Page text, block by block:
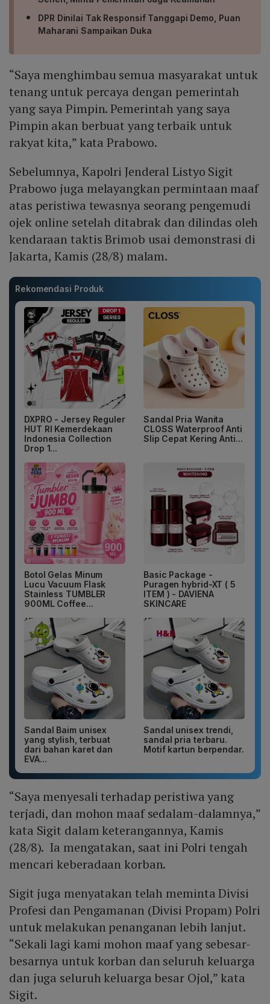
DPR Dinilai Tak Responsif Tanggapi Demo, Puan
Maharani Sampaikan Duka
“Saya menghimbau semua masyarakat untuk
tenang untuk percaya dengan pemerintah
yang saya Pimpin. Pemerintah yang saya
Pimpin akan berbuat yang terbaik untuk
rakyat kita,” kata Prabowo.
Sebelumnya, Kapolri Jenderal Listyo Sigit
Prabowo juga melayangkan permintaan maaf
atas peristiwa tewasnya seorang pengemudi
ojek online setelah ditabrak dan dilindas oleh
kendaraan taktis Brimob usai demonstrasi di
Jakarta, Kamis (28/8) malam.
Rekomendasi Produk
DXPRO - Jersey Reguler
HUT RI Kemerdekaan
Indonesia Collection
Drop 1...
Sandal Pria Wanita
CLOSS Waterproof Anti
Slip Cepat Kering Anti...
Botol Gelas Minum
Lucu Vacuum Flask
Stainless TUMBLER
900ML Coffee...
Basic Package -
Puragen hybrid-XT ( 5
ITEM ) - DAVIENA
SKINCARE
Sandal Baim unisex
yang stylish, terbuat
dari bahan karet dan
EVA...
Sandal unisex trendi,
sandal pria terbaru.
Motif kartun berpendar.
“Saya menyesali terhadap peristiwa yang
terjadi, dan mohon maaf sedalam-dalamnya,”
kata Sigit dalam keterangannya, Kamis
(28/8). Ia mengatakan, saat ini Polri tengah
mencari keberadaan korban.
Sigit juga menyatakan telah meminta Divisi
Profesi dan Pengamanan (Divisi Propam) Polri
untuk melakukan penanganan lebih lanjut.
“Sekali lagi kami mohon maaf yang sebesar-
besarnya untuk korban dan seluruh keluarga
dan juga seluruh keluarga besar Ojol,” kata
Sigit.